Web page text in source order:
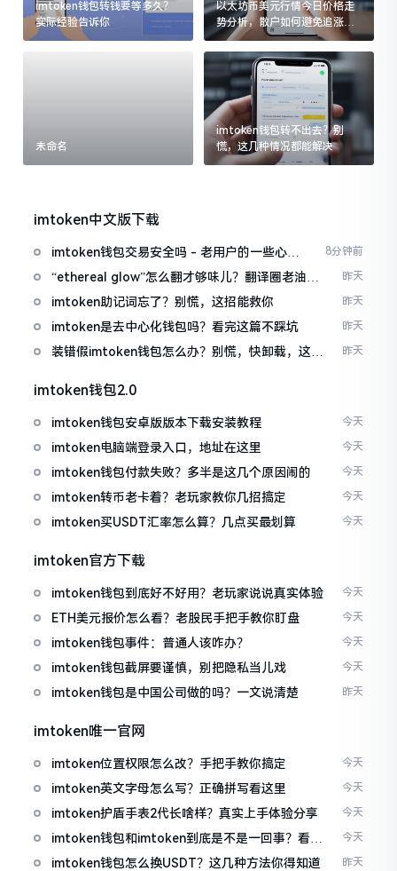
imtoken钱包转钱要等多久？
实际经验告诉你
以太坊币美元行情今日价格走
势分析，散户如何避免追涨杀
跌被套牢
未命名
imtoken钱包转不出去？别
慌，这几种情况都能解决
imtoken中文版下载
imtoken钱包交易安全吗 - 老用户的一些心里
话
8分钟前
“ethereal glow”怎么翻才够味儿？翻译圈老油条
的私房话
昨天
imtoken助记词忘了？别慌，这招能救你 昨天
imtoken是去中心化钱包吗？看完这篇不踩坑 昨天
装错假imtoken钱包怎么办？别慌，快卸载，这几
昨天
imtoken钱包2.0
imtoken钱包安卓版版本下载安装教程 今天
imtoken电脑端登录入口，地址在这里 今天
imtoken钱包付款失败？多半是这几个原因闹的 今天
imtoken转币老卡着？老玩家教你几招搞定 今天
imtoken买USDT汇率怎么算？几点买最划算 今天
imtoken官方下载
imtoken钱包到底好不好用？老玩家说说真实体验 今天
ETH美元报价怎么看？老股民手把手教你盯盘 今天
imtoken钱包事件：普通人该咋办？ 今天
imtoken钱包截屏要谨慎，别把隐私当儿戏 今天
imtoken钱包是中国公司做的吗？一文说清楚 昨天
imtoken唯一官网
imtoken位置权限怎么改？手把手教你搞定 今天
imtoken英文字母怎么写？正确拼写看这里 今天
imtoken护盾手表2代长啥样？真实上手体验分享 今天
imtoken钱包和imtoken到底是不是一回事？看完
就懂了
今天
imtoken钱包怎么换USDT？这几种方法你得知道 昨天